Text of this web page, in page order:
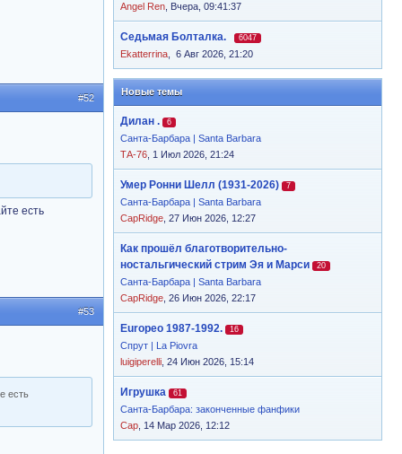
Angel Ren Вчера, 09:41:37
Седьмая Болталка. 6047
Ekatterrina 6 Авг 2026, 21:20
Новые темы
Дилан . 6
Санта-Барбара | Santa Barbara
ТА-76 , 1 Июл 2026, 21:24
Умер Ронни Шелл (1931-2026) 7
Санта-Барбара | Santa Barbara
CapRidge , 27 Июн 2026, 12:27
Как прошёл благотворительно-
ностальгический стрим Эя и Марси
20
Санта-Барбара | Santa Barbara
CapRidge , 26 Июн 2026, 22:17
Europeo 1987-1992. 16
Спрут | La Piovra
luigiperelli , 24 Июн 2026, 15:14
Игрушка 61
Санта-Барбара: законченные фанфики
Cap , 14 Мар 2026, 12:12
#52
есть
#53
есть